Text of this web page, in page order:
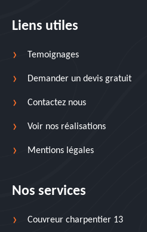
Liens utiles
Temoignages
Demander un devis gratuit
Contactez nous
Voir nos réalisations
Mentions légales
Nos services
Couvreur charpentier 13